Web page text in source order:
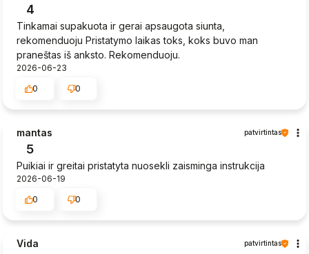
4
Tinkamai supakuota ir gerai apsaugota siunta,
rekomenduoju Pristatymo laikas toks, koks buvo man
praneštas iš anksto. Rekomenduoju.
2026-06-23
0
0
mantas patvirtintas
5
Puikiai ir greitai pristatyta nuosekli zaisminga instrukcija
2026-06-19
0
0
Vida patvirtintas